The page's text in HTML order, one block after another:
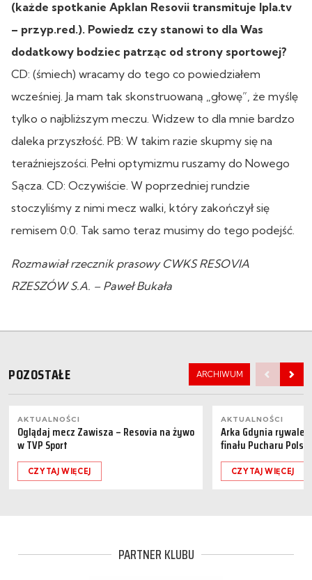
(każde spotkanie Apklan Resovii transmituje Ipla.tv
– przyp.red.). Powiedz czy stanowi to dla Was
dodatkowy bodziec patrząc od strony sportowej?
CD: (śmiech) wracamy do tego co powiedziałem
wcześniej. Ja mam tak skonstruowaną „głowę”, że myślę
tylko o najbliższym meczu. Widzew to dla mnie bardzo
daleka przyszłość. PB: W takim razie skupmy się na
teraźniejszości. Pełni optymizmu ruszamy do Nowego
Sącza. CD: Oczywiście. W poprzedniej rundzie
stoczyliśmy z nimi mecz walki, który zakończył się
remisem 0:0. Tak samo teraz musimy do tego podejść.
Rozmawiał rzecznik prasowy CWKS RESOVIA
RZESZÓW S.A. – Paweł Bukała
POZOSTAŁE ARCHIWUM
AKTUALNOŚCI
Oglądaj mecz Zawisza – Resovia na żywo
w TVP Sport
CZYTAJ WIĘCEJ
AKTUALNOŚCI
Arka Gdynia
finału Pucharu Polski
CZYTAJ WIĘCEJ
PARTNER KLUBU